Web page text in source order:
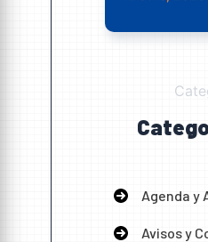
Agenda y
Avisos y